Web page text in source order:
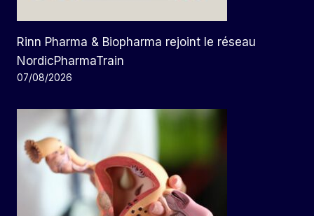
Rinn Pharma & Biopharma rejoint le réseau
NordicPharmaTrain
07/08/2026